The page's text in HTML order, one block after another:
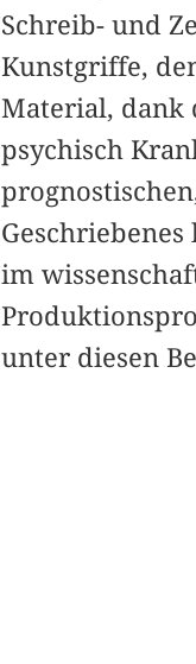
Schreib- und
Kunstgriffe,
Material, dank
psychisch
im
unter diesen